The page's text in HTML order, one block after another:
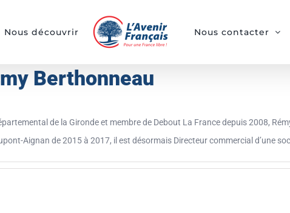
Nous découvrir Nous contacter
Berthonneau
de la Gironde et membre de Debout La France depuis 2008,
Aignan de 2015 à 2017, il est désormais Directeur commercial d’une